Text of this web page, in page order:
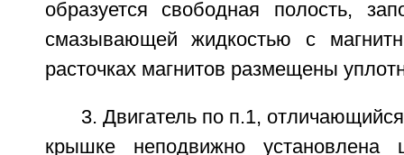
образуется свободная полость,
смазывающей жидкостью с
расточках магнитов размещены
3. Двигатель по п.1,
крышке неподвижно установлена